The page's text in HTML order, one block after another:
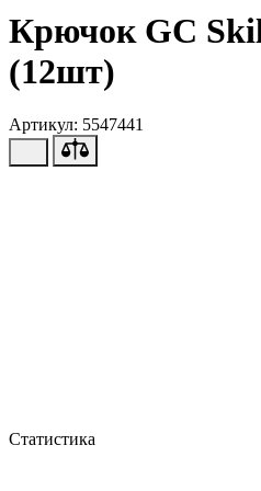
Крючок GC
(12шт)
Артикул: 5547441
Статистика